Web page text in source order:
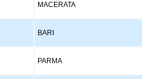
MACERATA
BARI
PARMA